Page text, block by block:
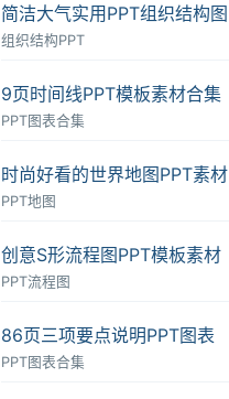
简洁大气实用PPT组织结构图
组织结构PPT
9页时间线PPT模板素材合集
PPT图表合集
时尚好看的世界地图PPT素材
PPT地图
创意S形流程图PPT模板素材
PPT流程图
86页三项要点说明PPT图表
PPT图表合集